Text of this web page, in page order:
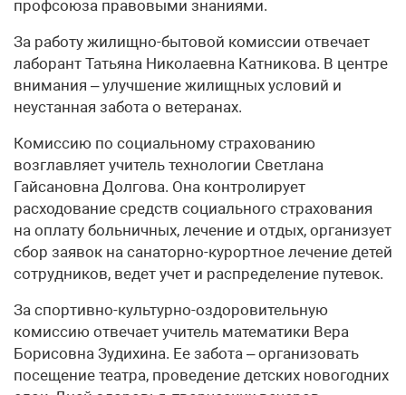
профсоюза правовыми знаниями.
За работу жилищно-бытовой комиссии отвечает
лаборант Татьяна Николаевна Катникова. В центре
внимания – улучшение жилищных условий и
неустанная забота о ветеранах.
Комиссию по социальному страхованию
возглавляет учитель технологии Светлана
Гайсановна Долгова. Она контролирует
расходование средств социального страхования
на оплату больничных, лечение и отдых, организует
сбор заявок на санаторно-курортное лечение детей
сотрудников, ведет учет и распределение путевок.
За спортивно-культурно-оздоровительную
комиссию отвечает учитель математики Вера
Борисовна Зудихина. Ее забота – организовать
посещение театра, проведение детских новогодних